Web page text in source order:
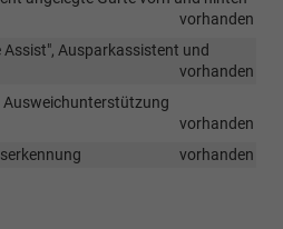
vorhanden
Ausparkassistent und
vorhanden
vorhanden
vorhanden